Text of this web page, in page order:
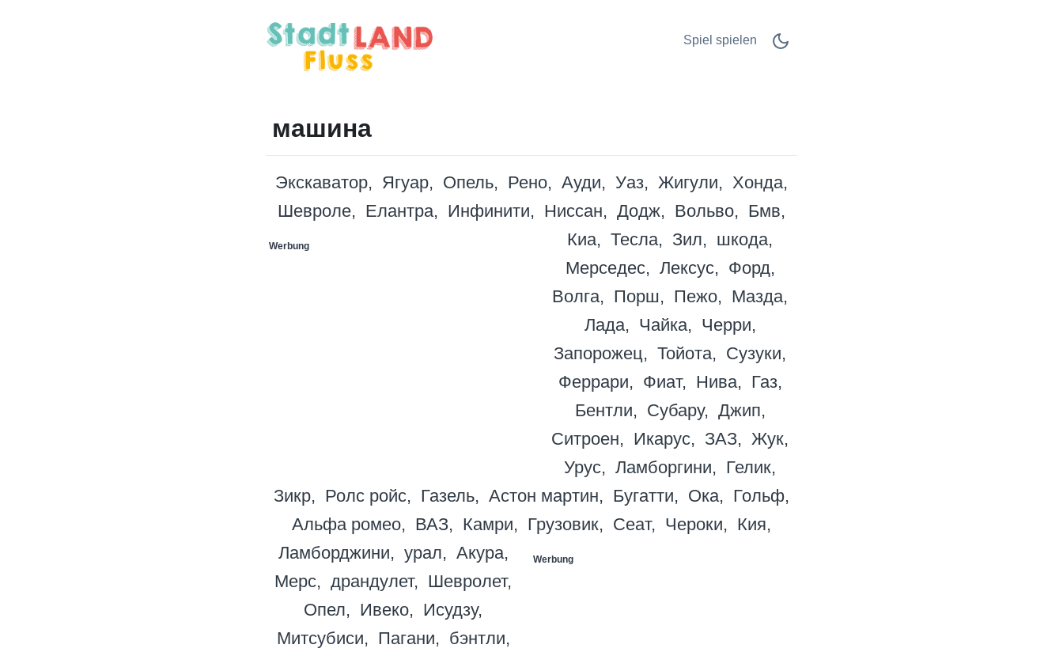
Spiel spielen
машина
Экскаватор Ягуар Опель Рено Ауди Уаз Жигули
Хонда
Шевроле
Елантра Инфинити Ниссан Додж Вольво Бмв
Werbung Киа Тесла Зил
шкода
Мерседес
Лексус
Форд
Волга
Порш Пежо
Мазда
Лада
Чайка
Черри
Запорожец
Тойота
Сузуки
Феррари
Фиат Нива
Газ
Бентли
Субару
Джип
Ситроен
Икарус ЗАЗ
Жук
Урус
Ламборгини
Гелик
Зикр
Ролс ройс Газель Астон мартин Бугатти Ока
Гольф
Альфа ромео
ВАЗ Камри Грузовик Сеат Чероки Кия
Werbung
Ламборджини урал
Акура
Мерс
драндулет
Шевролет
Опел
Ивеко
Исудзу
Митсубиси
Пагани
бэнтли